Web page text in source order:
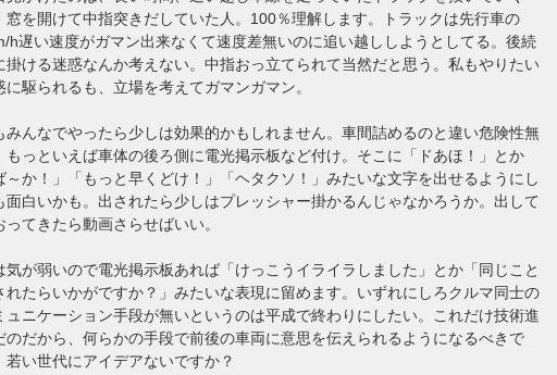
窓を開けて中指突きだしていた人。100％理解します。トラックは先行車の
h遅い速度がガマン出来なくて速度差無いのに追い越ししようとしてる。後続
掛ける迷惑なんか考えない。中指おっ立てられて当然だと思う。私もやりたい
に駆られるも、立場を考えてガマンガマン。
みんなでやったら少しは効果的かもしれません。車間詰めるのと違い危険性無
もっといえば車体の後ろ側に電光掲示板など付け。そこに「ドあほ！」とか
～か！」「もっと早くどけ！」「ヘタクソ！」みたいな文字を出せるようにし
面白いかも。出されたら少しはプレッシャー掛かるんじゃなかろうか。出して
ってきたら動画さらせばいい。
気が弱いので電光掲示板あれば「けっこうイライラしました」とか「同じこと
れたらいかがですか？」みたいな表現に留めます。いずれにしろクルマ同士の
ュニケーション手段が無いというのは平成で終わりにしたい。これだけ技術進
のだから、何らかの手段で前後の車両に意思を伝えられるようになるべきで
若い世代にアイデアないですか？